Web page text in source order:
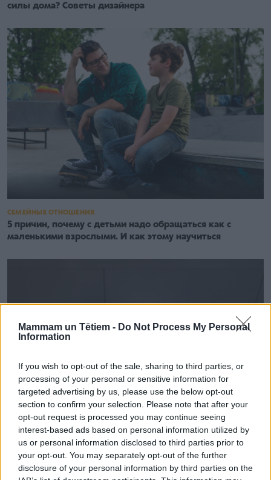
Mammam un Tētiem - Do Not Process My Personal
Information
If you wish to opt-out of the sale, sharing to third parties, or
processing of your personal or sensitive information for
targeted advertising by us, please use the below opt-out
section to confirm your selection. Please note that after your
opt-out request is processed you may continue seeing
interest-based ads based on personal information utilized by
us or personal information disclosed to third parties prior to
your opt-out. You may separately opt-out of the further
disclosure of your personal information by third parties on the
силы дома? Советы дизайнера
СЕМЕЙНЫЕ ОТНОШЕНИЯ
5 причин, почему с детьми надо обращаться как с
маленькими взрослыми. И как этому научиться
ЛЮБОВЬ И СЕКС
Хотите счастливых отношений - отпишитесь от своего
партнера в социальных сетях